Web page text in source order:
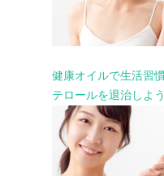
健康オイルで生活習
テロールを退治しよう